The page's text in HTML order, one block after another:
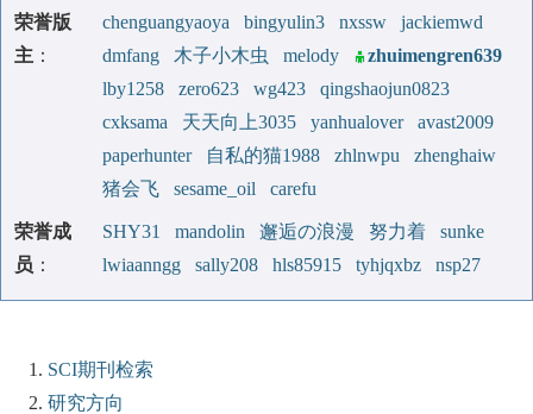
荣誉版
主 ：
chenguangyaoya bingyulin3 nxssw
jackiemwd
dmfang
木子小木虫 melody
zhuimengren639
lby1258
zero623 wg423
qingshaojun0823
cxksama
天天向上3035 yanhualover
avast2009
paperhunter
自私的猫1988 zhlnwpu
zhenghaiw
猪会飞
sesame_oil carefu
荣誉成
员 ：
SHY31 mandolin 邂逅の浪漫 努力着
sunke
lwiaanngg
sally208 hls85915 tyhjqxbz nsp27
SCI期刊检索
研究方向